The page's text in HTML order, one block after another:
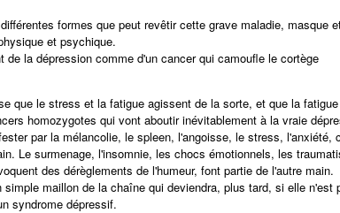
formes que peut revêtir cette grave maladie, masque
et psychique.
de la dépression comme d'un cancer qui camoufle le cortège
que le stress et la fatigue agissent de la sorte, et que la
homozygotes qui vont aboutir inévitablement à la vraie
par la mélancolie, le spleen, l'angoisse, le stress, l'anxiété,
Le surmenage, l'insomnie, les chocs émotionnels, les
des dérèglements de l'humeur, font partie de l'autre main.
simple maillon de la chaîne qui deviendra, plus tard, si elle n'est
syndrome dépressif.